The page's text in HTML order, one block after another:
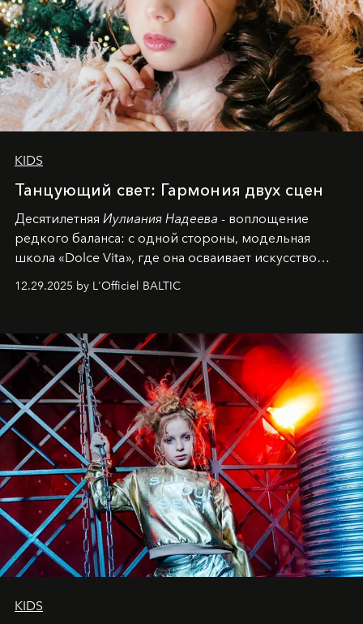
KIDS
Танцующий свет: Гармония двух сцен
Десятилетняя Иулиания Надеева - воплощение
редкого баланса: с одной стороны, модельная
школа «Dolce Vita», где она осваивает искусство
балетная студия при хореографическом училище,
танцевального пути за плечами.
12.29.2025 by L'Officiel BALTIC
KIDS